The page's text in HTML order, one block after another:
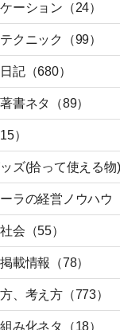
ーション（24）
クニック（99）
記（680）
書ネタ（89）
）
ズ(拾って使える物)
ラの経営ノウハウ
会（55）
載情報（78）
、考え方（773）
み化ネタ（18）